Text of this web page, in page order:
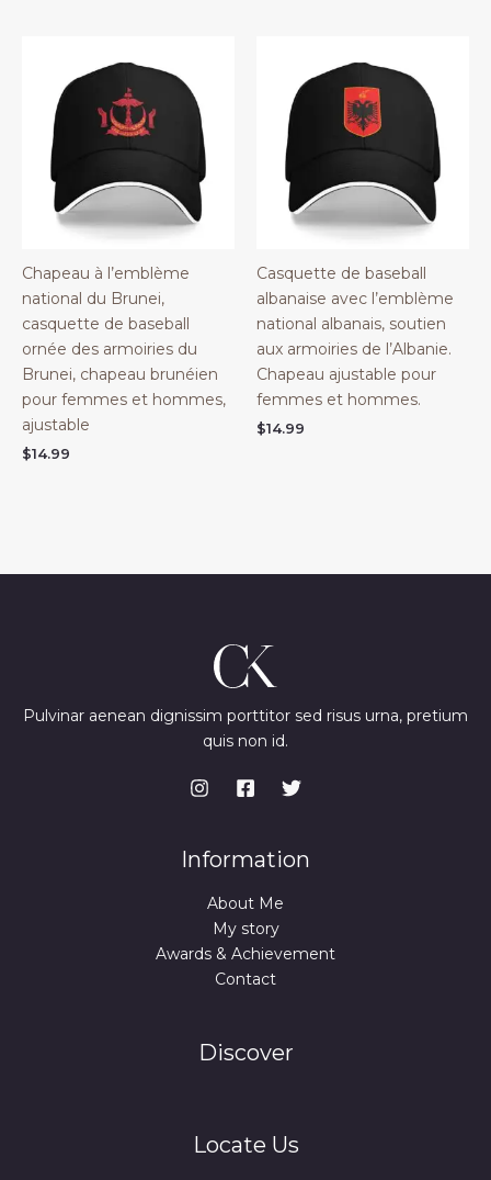
Chapeau à l’emblème
national du Brunei,
casquette de baseball
ornée des armoiries du
Brunei, chapeau brunéien
pour femmes et hommes,
ajustable
$14.99
Casquette de baseball
albanaise avec l’emblème
national albanais, soutien
aux armoiries de l’Albanie.
Chapeau ajustable pour
femmes et hommes.
$14.99
Pulvinar aenean dignissim porttitor sed risus urna, pretium
quis non id.
Information
About Me
My story
Awards & Achievement
Contact
Discover
Locate Us